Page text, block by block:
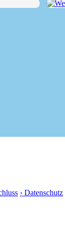
› Datenschutz